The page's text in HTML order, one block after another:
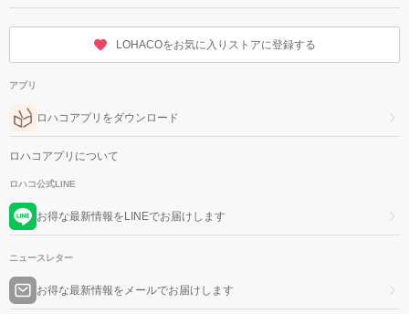
LOHACOをお気に入りストアに登録する
アプリ
ロハコアプリをダウンロード
ロハコアプリについて
ロハコ公式LINE
お得な最新情報をLINEでお届けします
ニュースレター
お得な最新情報をメールでお届けします